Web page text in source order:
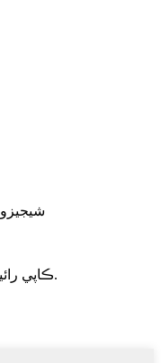
© ڪاپي رائيٽ - 2010-2020: سڀ حق محفوظ آهن.